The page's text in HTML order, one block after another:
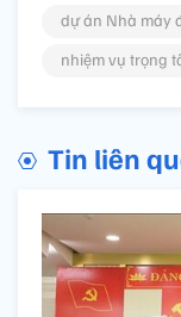
dự án Nhà máy
nhiệm vụ trọng
Tin liên